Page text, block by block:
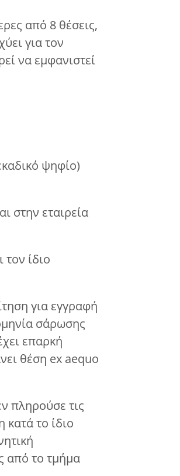
από 8 θέσεις,
για τον
να εμφανιστεί
ψηφίο)
στην εταιρεία
ίδιο
για εγγραφή
σάρωσης
επαρκή
θέση ex aequo
πληρούσε τις
το ίδιο
από το τμήμα